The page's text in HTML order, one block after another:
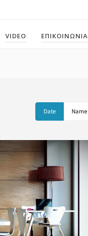
VIDEO ΕΠΙΚΟΙΝΩΝΙΑ
Date Name